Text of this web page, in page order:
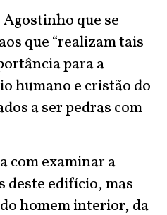
Agostinho que se
que “realizam tais
para a
humano e cristão do
a ser pedras com
com examinar a
deste edifício, mas
homem interior, da